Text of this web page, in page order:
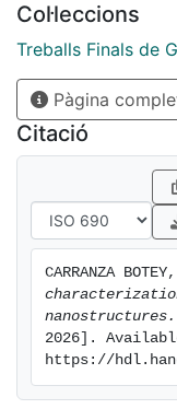
Col·leccions
Treballs Finals de
Pàgina
Citació
CARRANZA
nanostructures.
2026].
https://